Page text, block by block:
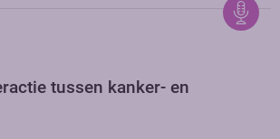
tussen kanker- en